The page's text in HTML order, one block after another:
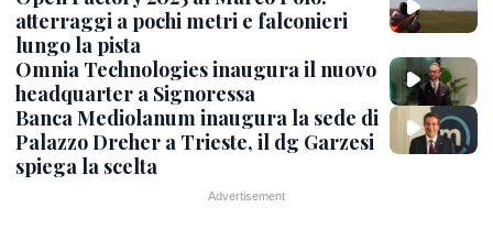
atterraggi a pochi metri e falconieri
lungo la pista
Omnia Technologies inaugura il nuovo
headquarter a Signoressa
Banca Mediolanum inaugura la sede di
Palazzo Dreher a Trieste, il dg Garzesi
spiega la scelta